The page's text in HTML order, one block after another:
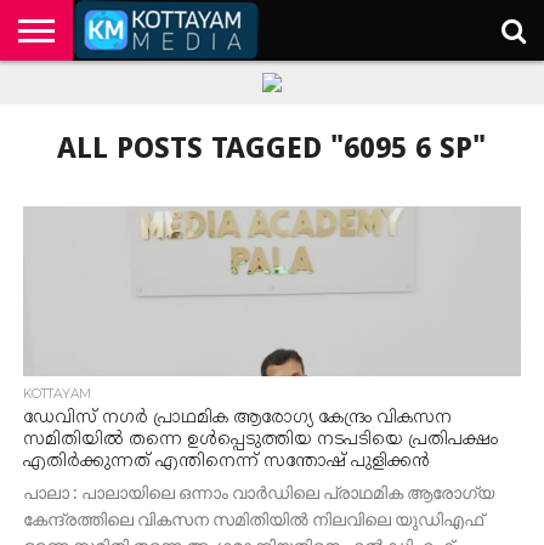
ALL POSTS TAGGED "6095 6 SP"
KOTTAYAM
ഡേവിസ് നഗർ പ്രാഥമിക ആരോഗ്യ കേന്ദ്രം വികസന
സമിതിയിൽ തന്നെ ഉൾപ്പെടുത്തിയ നടപടിയെ പ്രതിപക്ഷം
എതിർക്കുന്നത് എന്തിനെന്ന് സന്തോഷ് പുളിക്കൻ
പാലാ : പാലായിലെ ഒന്നാം വാർഡിലെ പ്രാഥമിക ആരോഗ്യ
കേന്ദ്രത്തിലെ വികസന സമിതിയിൽ നിലവിലെ യുഡിഎഫ്